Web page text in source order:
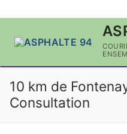
10 km de
Consultation